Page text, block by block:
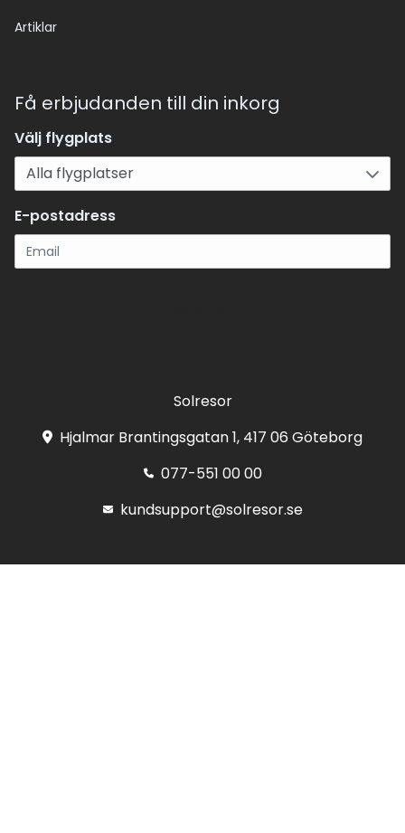
Artiklar
Få erbjudanden till din inkorg
Välj flygplats
E-postadress
Solresor
Hjalmar Brantingsgatan 1, 417 06 Göteborg
077-551 00 00
kundsupport@solresor.se